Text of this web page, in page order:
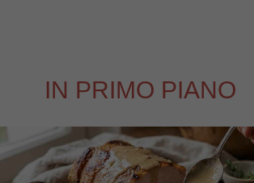
IN PRIMO PIANO